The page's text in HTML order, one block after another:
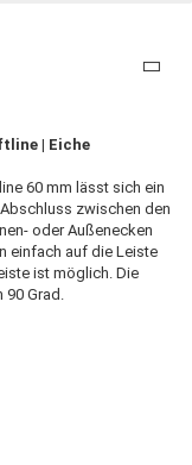
| Eiche
60 mm lässt sich ein
zwischen den
oder Außenecken
einfach auf die Leiste
ist möglich. Die
Grad.